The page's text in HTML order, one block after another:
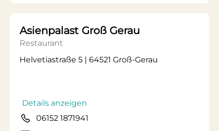
Asienpalast Groß Gerau
Restaurant
Helvetiastraße 5 | 64521 Groß-Gerau
Details anzeigen
06152 1871941